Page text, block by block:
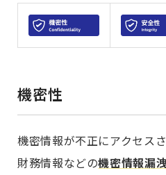
機密性
機密情報が不正にアクセス
財務情報などの機密情報漏